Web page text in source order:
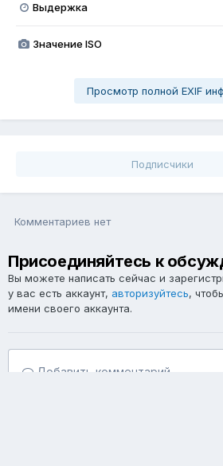
Выдержка
Значение ISO
Просмотр полной EXIF
Подписчики
Комментариев нет
Присоединяйтесь к
Вы можете написать сейчас и
у вас есть аккаунт, авторизуйтесь,
имени своего аккаунта.
Добавить комментарий...